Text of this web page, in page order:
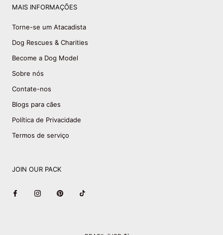
MAIS INFORMAÇÕES
Torne-se um Atacadista
Dog Rescues & Charities
Become a Dog Model
Sobre nós
Contate-nos
Blogs para cães
Política de Privacidade
Termos de serviço
JOIN OUR PACK